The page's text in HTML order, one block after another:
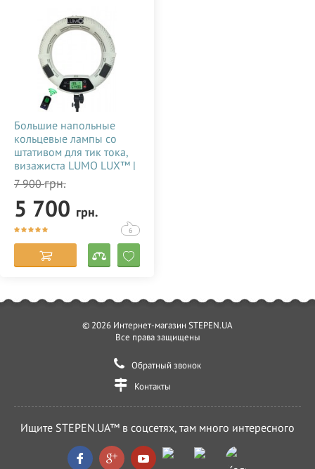
Большие напольные
кольцевые лампы со
штативом для тик тока,
визажиста LUMO LUX™ |
96 Ватт | диаметром 45
см. с держателем для
телефона купить
недорого в Украине
(Одессе) 356786
7 900грн.
5 700 грн.
6
© 2026 Интернет-магазин STEPEN.UA
Все права защищены
Обратный звонок
Контакты
Ищите STEPEN.UA™ в соцсетях, там много интересного